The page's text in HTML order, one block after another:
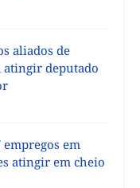
aliados de
atingir deputado
em
atingir em cheio